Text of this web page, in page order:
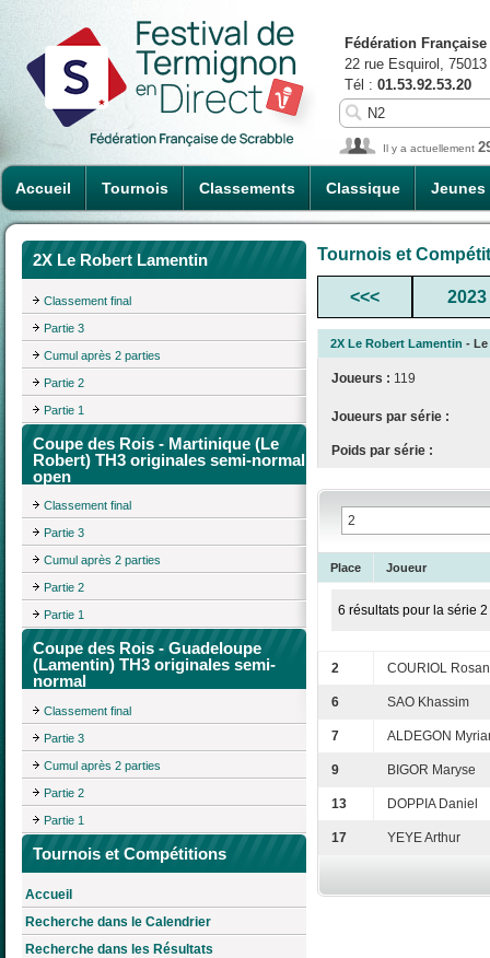
Accueil Tournois Classements Classique Jeunes
Fédération
22 rue Esquirol,
Tél : 01.53.92.53.20
Il y a actuellement
2X Le Robert Lamentin
Classement final
Partie 3
Cumul après 2 parties
Partie 2
Partie 1
Coupe des Rois - Martinique (Le
Robert) TH3 originales semi-normal
open
Classement final
Partie 3
Cumul après 2 parties
Partie 2
Partie 1
Coupe des Rois - Guadeloupe
(Lamentin) TH3 originales semi-
normal
Classement final
Partie 3
Cumul après 2 parties
Partie 2
Partie 1
Tournois et Compétitions
Accueil
Recherche dans le Calendrier
Recherche dans les Résultats
Tournois et
<<< 2023
2X Le Robert Lamentin - Le
Joueurs : 119
Joueurs par série :
Poids par série :
Place Joueur
6 résultats pour la série 2
2 COURIOL Rosan
6 SAO Khassim
7 ALDEGON
9 BIGOR Maryse
13 DOPPIA Daniel
17 YEYE Arthur